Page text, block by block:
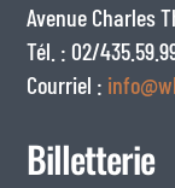
Avenue Charles
Tél. : 02/
Courriel :
Billetterie